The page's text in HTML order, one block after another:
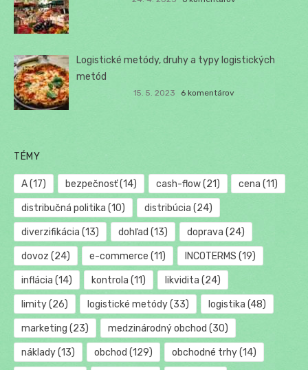
Logistické metódy, druhy a typy logistických
metód
15. 5. 2023 6 komentárov
TÉMY
A(17) bezpečnosť(14) cash-flow(21) cena (11)
distribučná politika (10) distribúcia (24)
diverzifikácia (13) dohľad (13) doprava (24)
dovoz (24) e-commerce (11) INCOTERMS (19)
inflácia (14) kontrola (11) likvidita (24)
limity(26) logistické metódy(33) logistika (48)
marketing (23) medzinárodný obchod (30)
náklady(13) obchod (129) obchodné trhy(14)